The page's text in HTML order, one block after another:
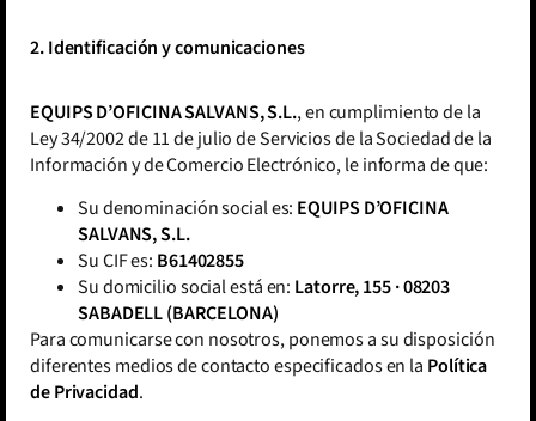
2. Identificación y comunicaciones
EQUIPS D’OFICINA SALVANS, S.L., en cumplimiento de la
Ley 34/2002 de 11 de julio de Servicios de la Sociedad de la
Información y de Comercio Electrónico, le informa de que:
Su denominación social es: EQUIPS D’OFICINA
SALVANS, S.L.
Su CIF es: B61402855
Su domicilio social está en: Latorre, 155 · 08203
SABADELL (BARCELONA)
Para comunicarse con nosotros, ponemos a su disposición
diferentes medios de contacto especificados en la Política
de Privacidad.